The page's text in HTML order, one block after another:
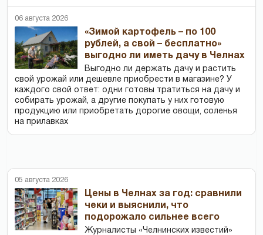
06 августа 2026
«Зимой картофель – по 100
рублей, а свой – бесплатно»
выгодно ли иметь дачу в Челнах
Выгодно ли держать дачу и растить
свой урожай или дешевле приобрести в магазине? У
каждого свой ответ: одни готовы тратиться на дачу и
собирать урожай, а другие покупать у них готовую
продукцию или приобретать дорогие овощи, соленья
на прилавках
05 августа 2026
Цены в Челнах за год: сравнили
чеки и выяснили, что
подорожало сильнее всего
Журналисты «Челнинских известий»